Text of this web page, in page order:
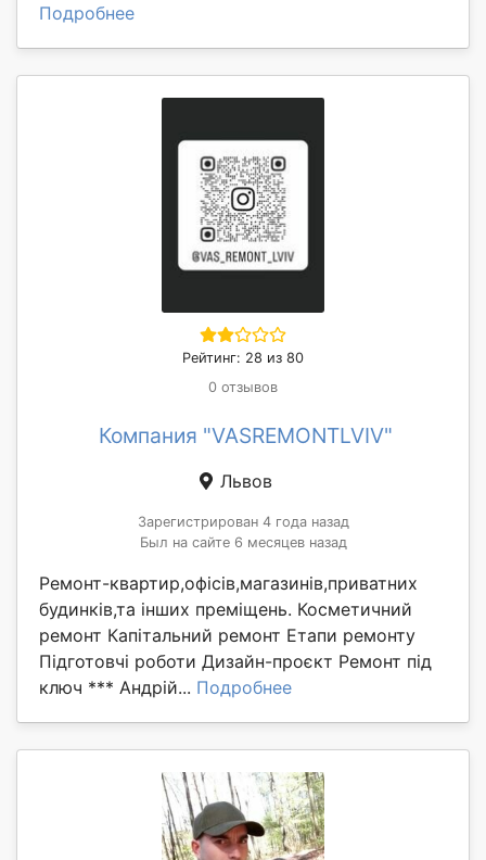
Подробнее
Рейтинг: 28 из 80
0 отзывов
Компания "VASREMONTLVIV"
Львов
Зарегистрирован 4 года назад
Был на сайте 6 месяцев назад
Ремонт-квартир,офісів,магазинів,приватних
будинків,та інших преміщень. Косметичний
ремонт Капітальний ремонт Етапи ремонту
Підготовчі роботи Дизайн-проєкт Ремонт під
ключ *** Андрій... Подробнее